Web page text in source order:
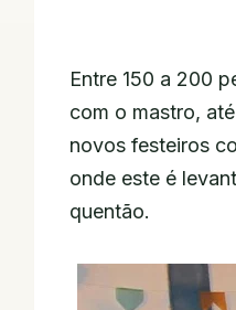
Entre 150 a 200
com o mastro,
novos festeiros
onde este é
quentão.